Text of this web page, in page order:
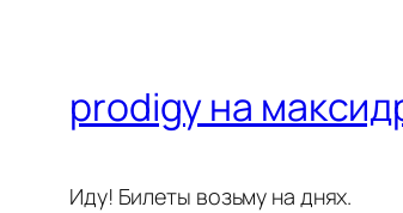
prodigy на
Иду! Билеты возьму на днях.